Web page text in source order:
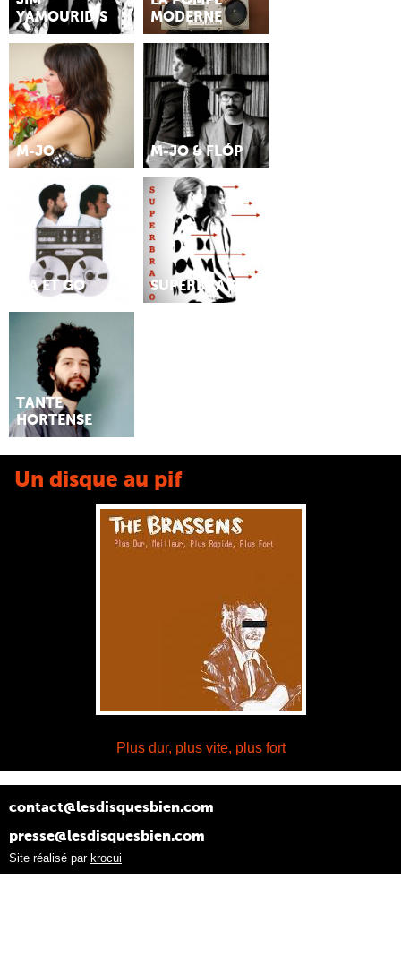
YAMOURIDIS
MODERNE
M-JO M-JO & FLÓP
MA ET GO SUPERBRAVO
TANTE
HORTENSE
Un disque au pif
Plus dur, plus vite, plus fort
contact@lesdisquesbien.com
presse@lesdisquesbien.com
Site réalisé par krocui